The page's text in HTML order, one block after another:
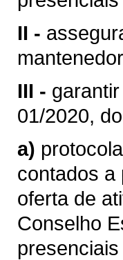
II -
III -
01/2020,
a)
contados a
oferta de
Conselho